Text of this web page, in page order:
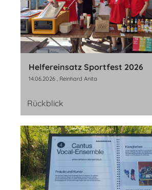
Helfereinsatz Sportfest 2026
14.06.2026 , Reinhard Anita
Rückblick